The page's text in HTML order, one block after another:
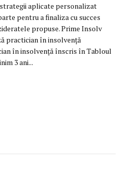
aplicate personalizat
pentru a finaliza cu succes
propuse. Prime Insolv
practician în insolvență
în insolvență înscris în Tabloul
3 ani...